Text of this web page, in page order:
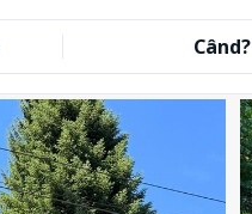
Când?